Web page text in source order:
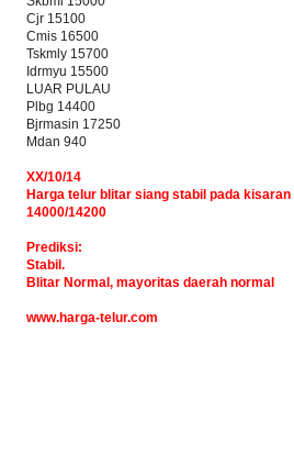
Cjr 15100
Cmis 16500
Tskmly 15700
Idrmyu 15500
LUAR PULAU
Plbg 14400
Bjrmasin 17250
Mdan 940
XX/10/14
Harga telur blitar siang stabil pada kisaran
14000/14200
Prediksi:
Stabil.
Blitar Normal, mayoritas daerah normal
www.harga-telur.com